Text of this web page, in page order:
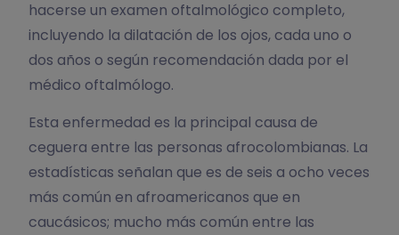
hacerse un examen oftalmológico completo,
incluyendo la dilatación de los ojos, cada uno o
dos años o según recomendación dada por el
médico oftalmólogo.
Esta enfermedad es la principal causa de
ceguera entre las personas afrocolombianas. La
estadísticas señalan que es de seis a ocho veces
más común en afroamericanos que en
caucásicos; mucho más común entre las